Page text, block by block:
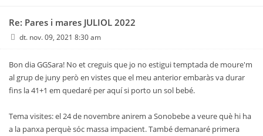
Re: Pares i mares JULIOL 2022
dt. nov. 09, 2021 8:30 am
Bon dia GGSara! No et creguis que jo no estigui temptada de moure'm
al grup de juny però en vistes que el meu anterior embaràs va durar
fins la 41+1 em quedaré per aquí si porto un sol bebé.
Tema visites: el 24 de novembre anirem a Sonobebe a veure què hi ha
a la panxa perquè sóc massa impacient. També demanaré primera